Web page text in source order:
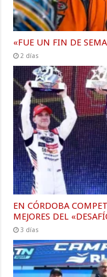
«FUE UN FIN DE
2 días
EN CÓRDOBA
MEJORES DEL
3 días